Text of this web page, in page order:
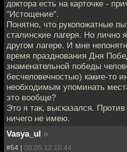
доктора есть на карточке -
"Истощение".
Понятно, что рукопожатные
сталинские лагеря. Но лично
другом лагере. И мне
время празднования Дня
знаменательной победы
бесчеловечностью) какие-то
необходимым упоминать
это вообще?
Это я так, высказался.
ничего не имею.
Vasya_ul »
#54 | 08.05.12 10:44